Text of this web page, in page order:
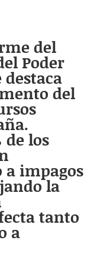
del
Poder
destaca
del
de los
impagos
la
tanto
a